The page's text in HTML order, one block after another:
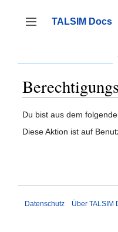
springen
Seitenleiste umschalten
TALSIM Docs
Du bist aus dem
Diese Aktion ist auf
Datenschutz Über TALSIM